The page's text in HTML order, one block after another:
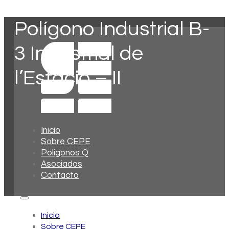
Inicio
Sobre CEPE
Polígonos Q
Asociados
Contacto
Inicio
Sobre CEPE
Polígono Industrial B-
3 Industrial de
l’Estació – II